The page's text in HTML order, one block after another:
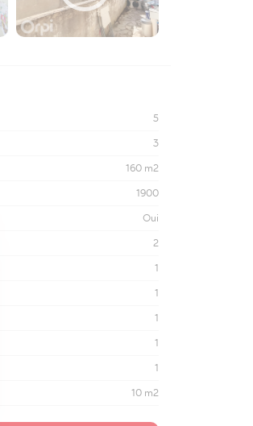
5
3
160 m2
1900
Oui
2
1
1
1
1
1
10 m2